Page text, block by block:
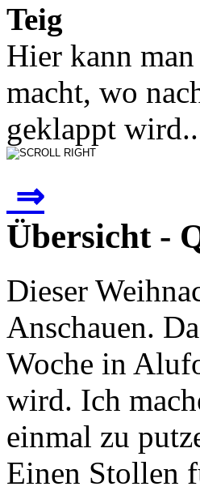
Teig
Hier kann
macht, wo
geklappt
⇒
Übersicht -
Dieser
Anschauen.
Woche in
wird. Ich
einmal zu
Einen Stollen